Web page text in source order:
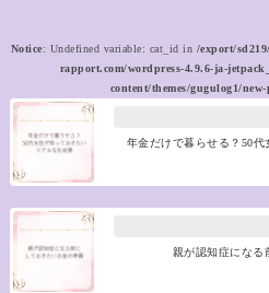
Notice: Undefined variable: cat_id in /export/
rapport.com/wordpress-4.9.6-ja-
content/themes/gugulog1/
年金だけで暮らせる？50
親が認知症になる